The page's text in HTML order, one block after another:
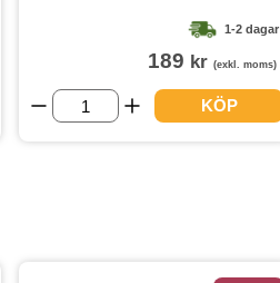
1-2 dagar
189 kr (exkl. moms)
KÖP